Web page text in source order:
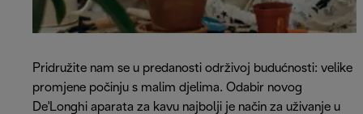
Pridružite nam se u predanosti održivoj budućnosti: velike
promjene počinju s malim djelima. Odabir novog
De'Longhi aparata za kavu najbolji je način za uživanje u